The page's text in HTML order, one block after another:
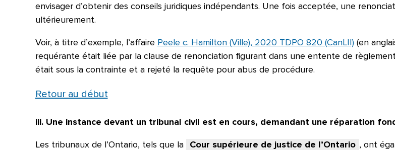
envisager d’obtenir des conseils juridiques indépendants. Une fois acceptée, une
ultérieurement.
Voir, à titre d’exemple, l’affaire Peele c. Hamilton (Ville), 2020 TDPO 820 (CanLII)(en
requérante était liée par la clause de renonciation figurant dans une entente de
était sous la contrainte et a rejeté la requête pour abus de procédure.
Retour au début
iii. Une instance devant un tribunal civil est en cours, demandant une réparation
Les tribunaux de l’Ontario, tels que la Cour supérieure de justice de l’Ontario , ont